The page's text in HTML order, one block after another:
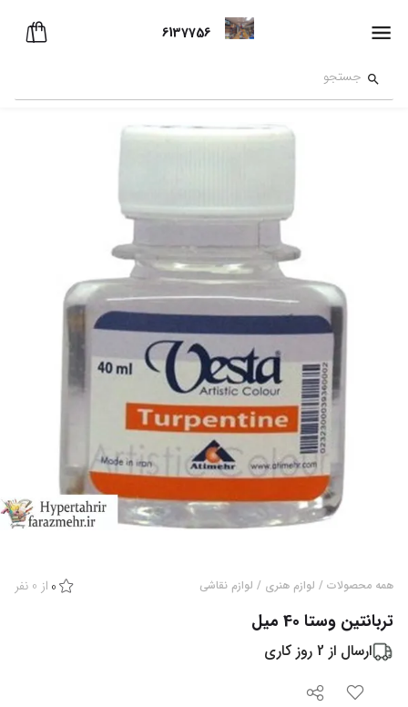
6137756
همه محصولات / لوازم هنری / لوازم نقاشی 0 از 0 نفر
تربانتین وستا 40 میل
ارسال از 2 روز کاری